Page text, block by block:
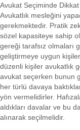
Avukat Seçiminde
Avukatlık mesleğini
gerekmektedir. Pratik
sözel kapasiteye sahip
gereği tarafsız olmaları
geliştirmeye uygun
düzenli kişiler avukatlık
avukat seçerken bunun
her türlü davaya
yön vermelidirler.
aldıkları davalar ve bu
alınarak seçilmelidir.